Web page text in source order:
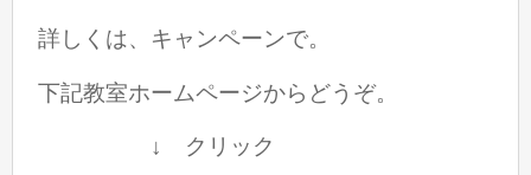
詳しくは、キャンペーンで。
下記教室ホームページからどうぞ。
↓ クリック